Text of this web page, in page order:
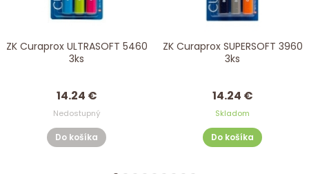
ZK Curaprox ULTRASOFT 5460
3ks
14.24 €
Nedostupný
Do košíka
ZK Curaprox SUPERSOFT 3960
3ks
14.24 €
Skladom
Do košíka